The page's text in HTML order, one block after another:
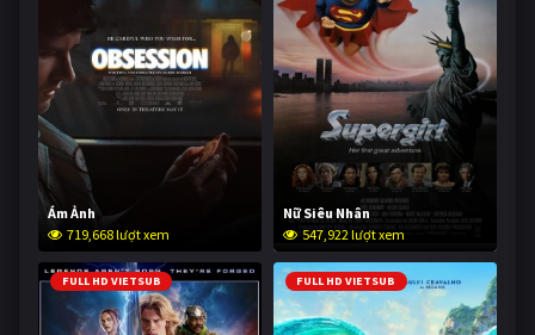
Ám Ảnh
719,668 lượt xem
Nữ Siêu Nhân
547,922 lượt xem
FULL HD VIETSUB FULL HD VIETSUB